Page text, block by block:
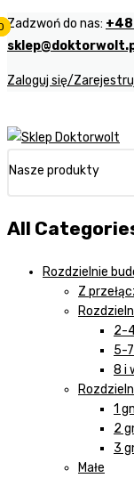
Zadzwoń do nas: +48
Zaloguj się/
Nasze produkty
All
Rozdzielnie
Z
2-
5-
8 i
1
2
3
Małe